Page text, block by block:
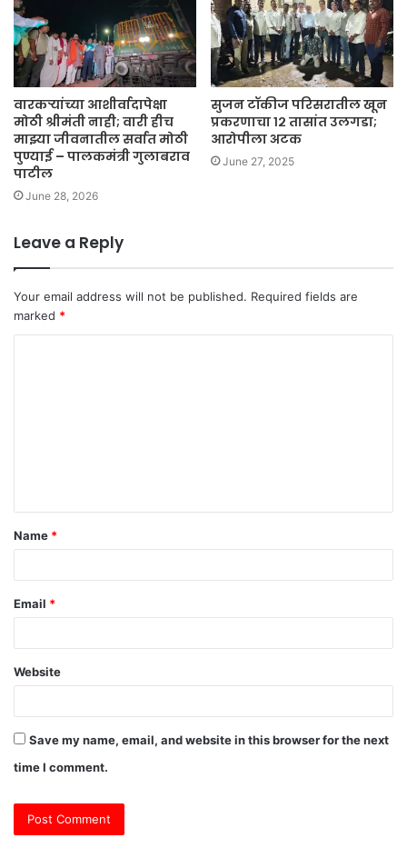
वारकऱ्यांच्या आशीर्वादापेक्षा
मोठी श्रीमंती नाही; वारी हीच
माझ्या जीवनातील सर्वात मोठी
पुण्याई – पालकमंत्री गुलाबराव
पाटील
June 28, 2026
सुजन टॉकीज परिसरातील खून
प्रकरणाचा १२ तासांत उलगडा;
आरोपीला अटक
June 27, 2025
Leave a Reply
Your email address will not be published. Required fields are
marked *
t
*
Name *
Email *
Website
Save my name, email, and website in this browser for the next
time I comment.